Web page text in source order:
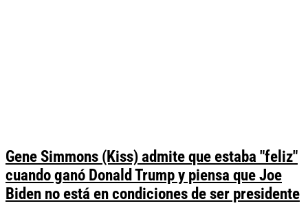
Gene Simmons (Kiss) admite que estaba "feliz"
cuando ganó Donald Trump y piensa que Joe
Biden no está en condiciones de ser presidente